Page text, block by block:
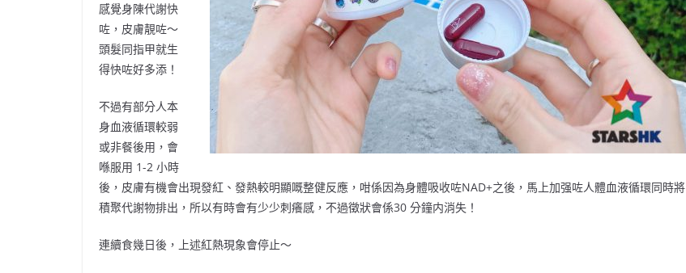
感覺身陳代謝快
咗，皮膚靚咗～
頭髮同指甲就生
得快咗好多添！
不過有部分人本
身血液循環較弱
或非餐後用，會
喺服用 1-2 小時
後，皮膚有機會出現發紅、發熱較明顯嘅整健反應，咁係因為身體吸收咗NAD+之後，馬上加强咗人體血液循環同時將
積聚代謝物排出，所以有時會有少少刺癢感，不過徵狀會係30 分鐘内消失！
連續食幾日後，上述紅熱現象會停止～